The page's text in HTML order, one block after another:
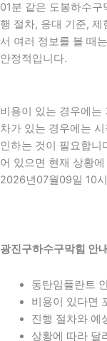
01분 같은 도봉하수
행 절차, 응대 기준,
서 여러 정보를 볼 때
안정적입니다.
비용이 있는 경우에는
차가 있는 경우에는
인하는 것이 필요합니
어 있으면 현재 상황
2026년07월09일 10
광진구하수구막힘 안
동탄임플란트
비용이 있다면
진행 절차와 예
상황에 따라 달